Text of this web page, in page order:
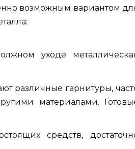
возможным вариантом
уходе
различные гарнитуры,
материалами.
средств,